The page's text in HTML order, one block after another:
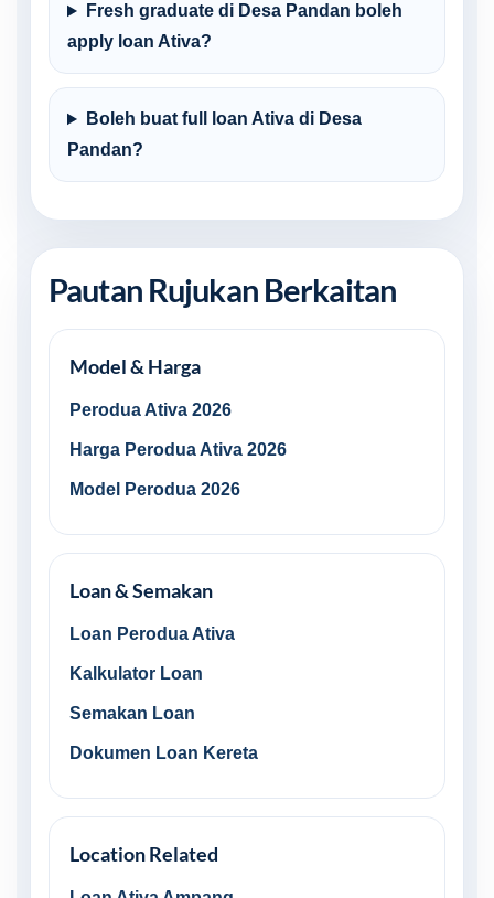
Fresh graduate di Desa Pandan boleh
apply loan Ativa?
Boleh buat full loan Ativa di Desa
Pandan?
Pautan Rujukan Berkaitan
Model & Harga
Perodua Ativa 2026
Harga Perodua Ativa 2026
Model Perodua 2026
Loan & Semakan
Loan Perodua Ativa
Kalkulator Loan
Semakan Loan
Dokumen Loan Kereta
Location Related